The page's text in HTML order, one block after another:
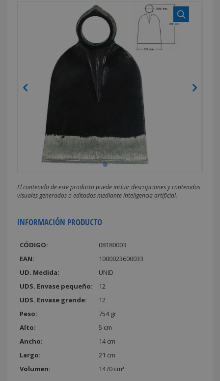
El contenido de este producto puede incluir descripciones y contenidos
visuales generados o editados mediante inteligencia artificial.
INFORMACIÓN PRODUCTO
CÓDIGO:
08180003
EAN:
1000023600033
UD. Medida:
UNID
UDS. Envase pequeño:
12
UDS. Envase grande:
12
Peso:
754 gr
Alto:
5 cm
Ancho:
14 cm
Largo:
21 cm
Volumen:
1470 cm³